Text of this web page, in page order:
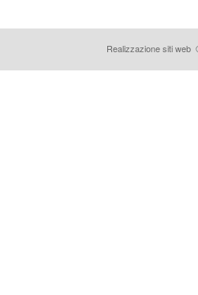
Realizzazione siti web